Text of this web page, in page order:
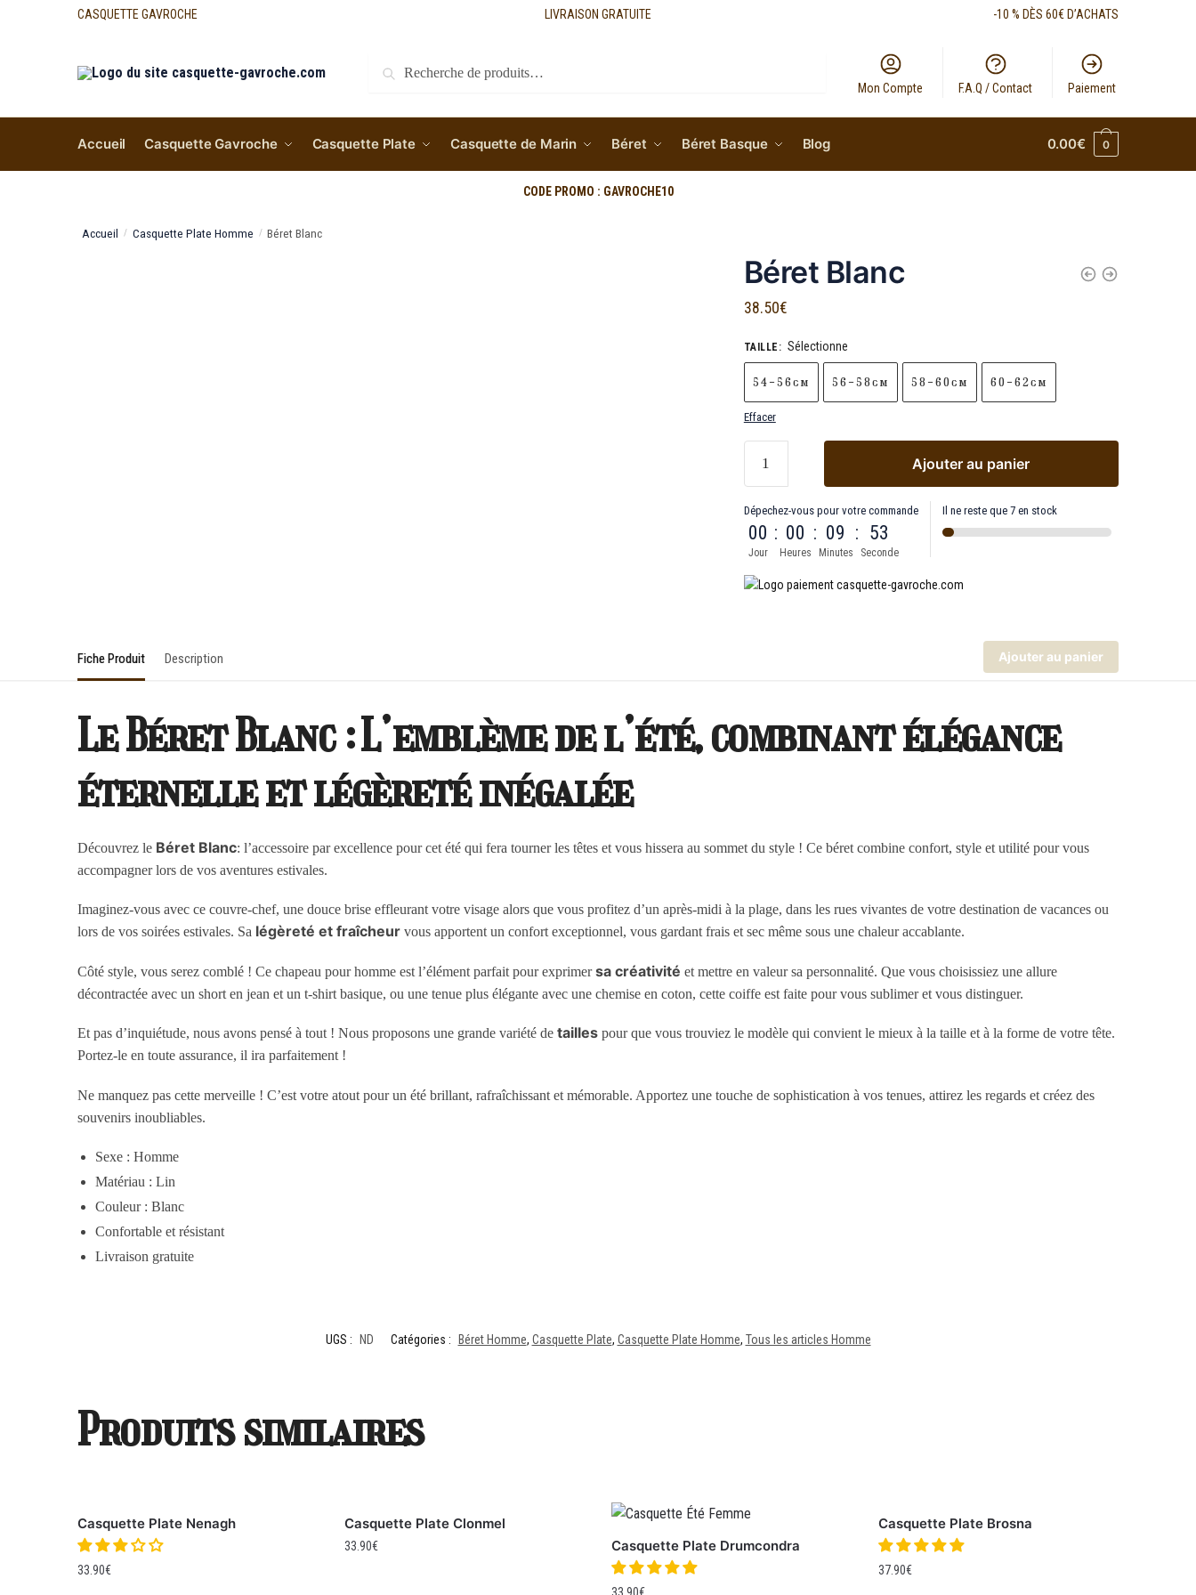
CASQUETTE GAVROCHE LIVRAISON GRATUITE -10 % DÈS 60€ D’ACHATS
Recherche
Mon Compte F.A.Q / Contact Paiement
Accueil Casquette Gavroche Casquette Plate Casquette de Marin Béret Béret Basque Blog 0.00€ 0
CODE PROMO : GAVROCHE10
Accueil / Casquette Plate Homme / Béret Blanc
Béret Blanc
38.50€
TAILLE : Sélectionne
54-56cm 56-58cm 58-60cm 60-62cm
Effacer
Ajouter au panier
Dépechez-vous pour votre commande
00
Jour
: 00
Heures
: 09
Minutes
: 52
Seconde
Il ne reste que 7 en stock
Fiche Produit Description Ajouter au panier
Le Béret Blanc : L’emblème de l’été, combinant élégance
éternelle et légèreté inégalée
Découvrez le Béret Blanc: l’accessoire par excellence pour cet été qui fera tourner les têtes et vous hissera au sommet du style ! Ce béret combine confort, style et utilité pour vous
accompagner lors de vos aventures estivales.
Imaginez-vous avec ce couvre-chef, une douce brise effleurant votre visage alors que vous profitez d’un après-midi à la plage, dans les rues vivantes de votre destination de vacances ou
lors de vos soirées estivales. Sa légèreté et fraîcheur vous apportent un confort exceptionnel, vous gardant frais et sec même sous une chaleur accablante.
Côté style, vous serez comblé ! Ce chapeau pour homme est l’élément parfait pour exprimersa créativité et mettre en valeur sa personnalité. Que vous choisissiez une allure
décontractée avec un short en jean et un t-shirt basique, ou une tenue plus élégante avec une chemise en coton, cette coiffe est faite pour vous sublimer et vous distinguer.
Et pas d’inquiétude, nous avons pensé à tout ! Nous proposons une grande variété detailles pour que vous trouviez le modèle qui convient le mieux à la taille et à la forme de votre tête.
Portez-le en toute assurance, il ira parfaitement !
Ne manquez pas cette merveille ! C’est votre atout pour un été brillant, rafraîchissant et mémorable. Apportez une touche de sophistication à vos tenues, attirez les regards et créez des
souvenirs inoubliables.
Sexe : Homme
Matériau : Lin
Couleur : Blanc
Confortable et résistant
Livraison gratuite
UGS : ND Catégories : Béret Homme, Casquette Plate, Casquette Plate Homme, Tous les articles Homme
Produits similaires
Casquette Plate Nenagh
33.90€
Casquette Plate Clonmel
33.90€ Casquette Plate Drumcondra
33.90€
Casquette Plate Brosna
37.90€